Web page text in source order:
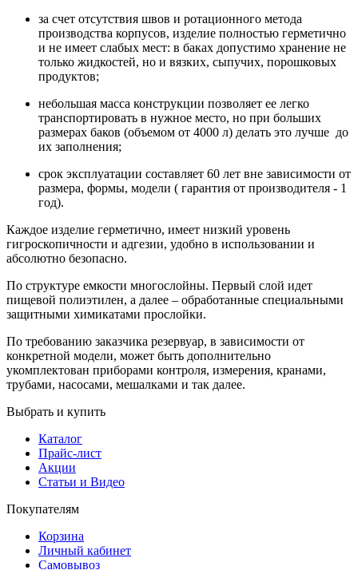
за счет отсутствия швов и ротационного метода
производства корпусов, изделие полностью герметично
и не имеет слабых мест: в баках допустимо хранение не
только жидкостей, но и вязких, сыпучих, порошковых
продуктов;
небольшая масса конструкции позволяет ее легко
транспортировать в нужное место, но при больших
размерах баков (объемом от 4000 л) делать это лучше до
их заполнения;
срок эксплуатации составляет 60 лет вне зависимости от
размера, формы, модели ( гарантия от производителя - 1
год).
Каждое изделие герметично, имеет низкий уровень
гигроскопичности и адгезии, удобно в использовании и
абсолютно безопасно.
По структуре емкости многослойны. Первый слой идет
пищевой полиэтилен, а далее – обработанные специальными
защитными химикатами прослойки.
По требованию заказчика резервуар, в зависимости от
конкретной модели, может быть дополнительно
укомплектован приборами контроля, измерения, кранами,
трубами, насосами, мешалками и так далее.
Выбрать и купить
Каталог
Прайс-лист
Акции
Статьи и Видео
Покупателям
Корзина
Личный кабинет
Самовывоз